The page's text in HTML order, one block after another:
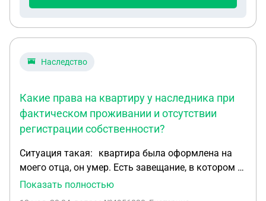
Наследство
Какие права на квартиру у наследника при
фактическом проживании и отсутствии
регистрации собственности?
Ситуация такая: квартира была оформлена на
моего отца, он умер. Есть завещание, в котором я
указана. Мама тоже, но она умерла буквально
Показать полностью